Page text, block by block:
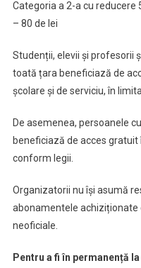
Categoria a 2-a cu reducere
– 80 de lei
Studenții, elevii și profesorii
toată țara beneficiază de
școlare și de serviciu, în
De asemenea, persoanele
beneficiază de acces
conform legii.
Organizatorii nu își asumă
abonamentele
neoficiale.
Pentru a fi în permanență